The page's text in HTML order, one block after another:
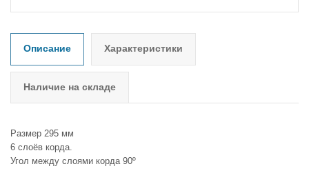
Описание Характеристики
Наличие на складе
Размер 295 мм
6 слоёв корда.
Угол между слоями корда 90º